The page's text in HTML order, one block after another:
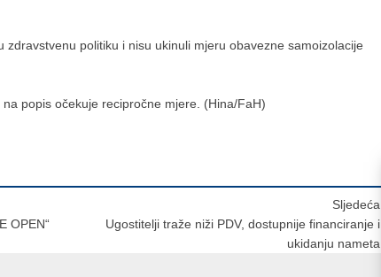
politiku i nisu ukinuli mjeru obavezne samoizolacije
popis očekuje recipročne mjere. (Hina/FaH)
OPEN“
Sljedeća
Ugostitelji traže niži PDV, dostupnije financiranje i
ukidanju nameta